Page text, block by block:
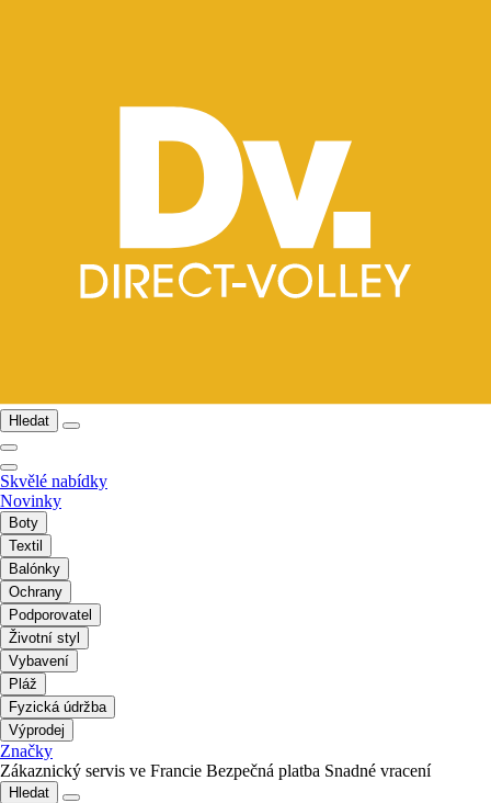
Hledat
Skvělé nabídky
Novinky
Boty
Textil
Balónky
Ochrany
Podporovatel
Životní styl
Vybavení
Pláž
Fyzická údržba
Výprodej
Značky
Zákaznický servis ve Francie Bezpečná platba Snadné vracení
Hledat